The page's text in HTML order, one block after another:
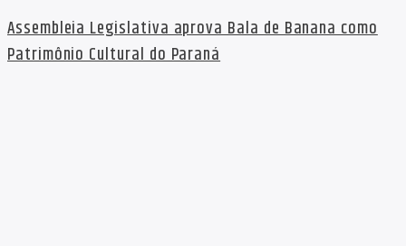
Assembleia Legislativa aprova Bala de Banana como
Patrimônio Cultural do Paraná